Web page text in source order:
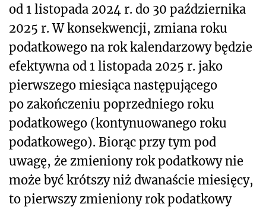
od 1 listopada 2024 r. do 30 października
2025 r. W konsekwencji, zmiana roku
podatkowego na rok kalendarzowy będzie
efektywna od 1 listopada 2025 r. jako
pierwszego miesiąca następującego
po zakończeniu poprzedniego roku
podatkowego (kontynuowanego roku
podatkowego). Biorąc przy tym pod
uwagę, że zmieniony rok podatkowy nie
może być krótszy niż dwanaście miesięcy,
to pierwszy zmieniony rok podatkowy